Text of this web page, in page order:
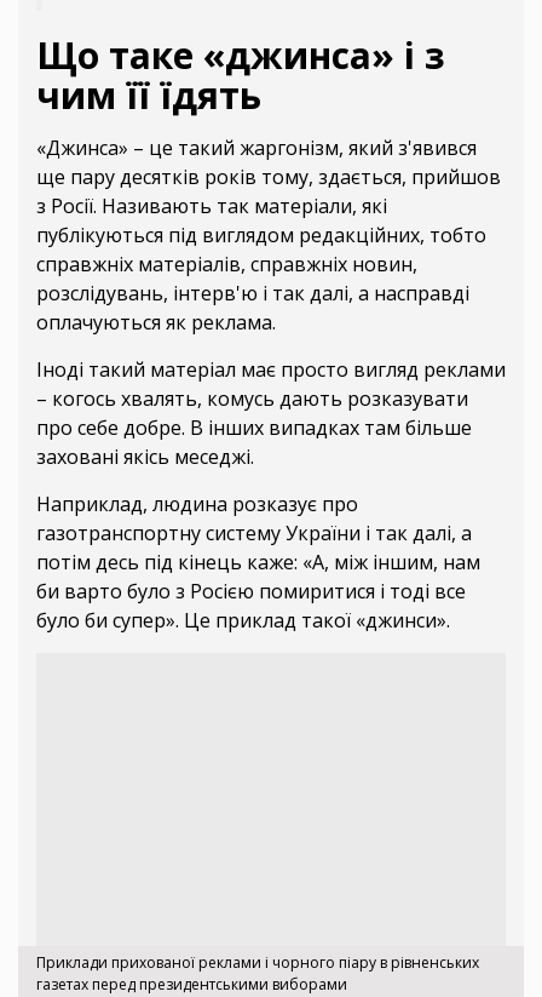
Що таке «джинса» і з
чим її їдять
«Джинса» – це такий жаргонізм, який з'явився
ще пару десятків років тому, здається, прийшов
з Росії. Називають так матеріали, які
публікуються під виглядом редакційних, тобто
справжніх матеріалів, справжніх новин,
розслідувань, інтерв'ю і так далі, а насправді
оплачуються як реклама.
Іноді такий матеріал має просто вигляд реклами
– когось хвалять, комусь дають розказувати
про себе добре. В інших випадках там більше
заховані якісь меседжі.
Наприклад, людина розказує про
газотранспортну систему України і так далі, а
потім десь під кінець каже: «А, між іншим, нам
би варто було з Росією помиритися і тоді все
було би супер». Це приклад такої «джинси».
Приклади прихованої реклами і чорного піару в рівненських
газетах перед президентськими виборами